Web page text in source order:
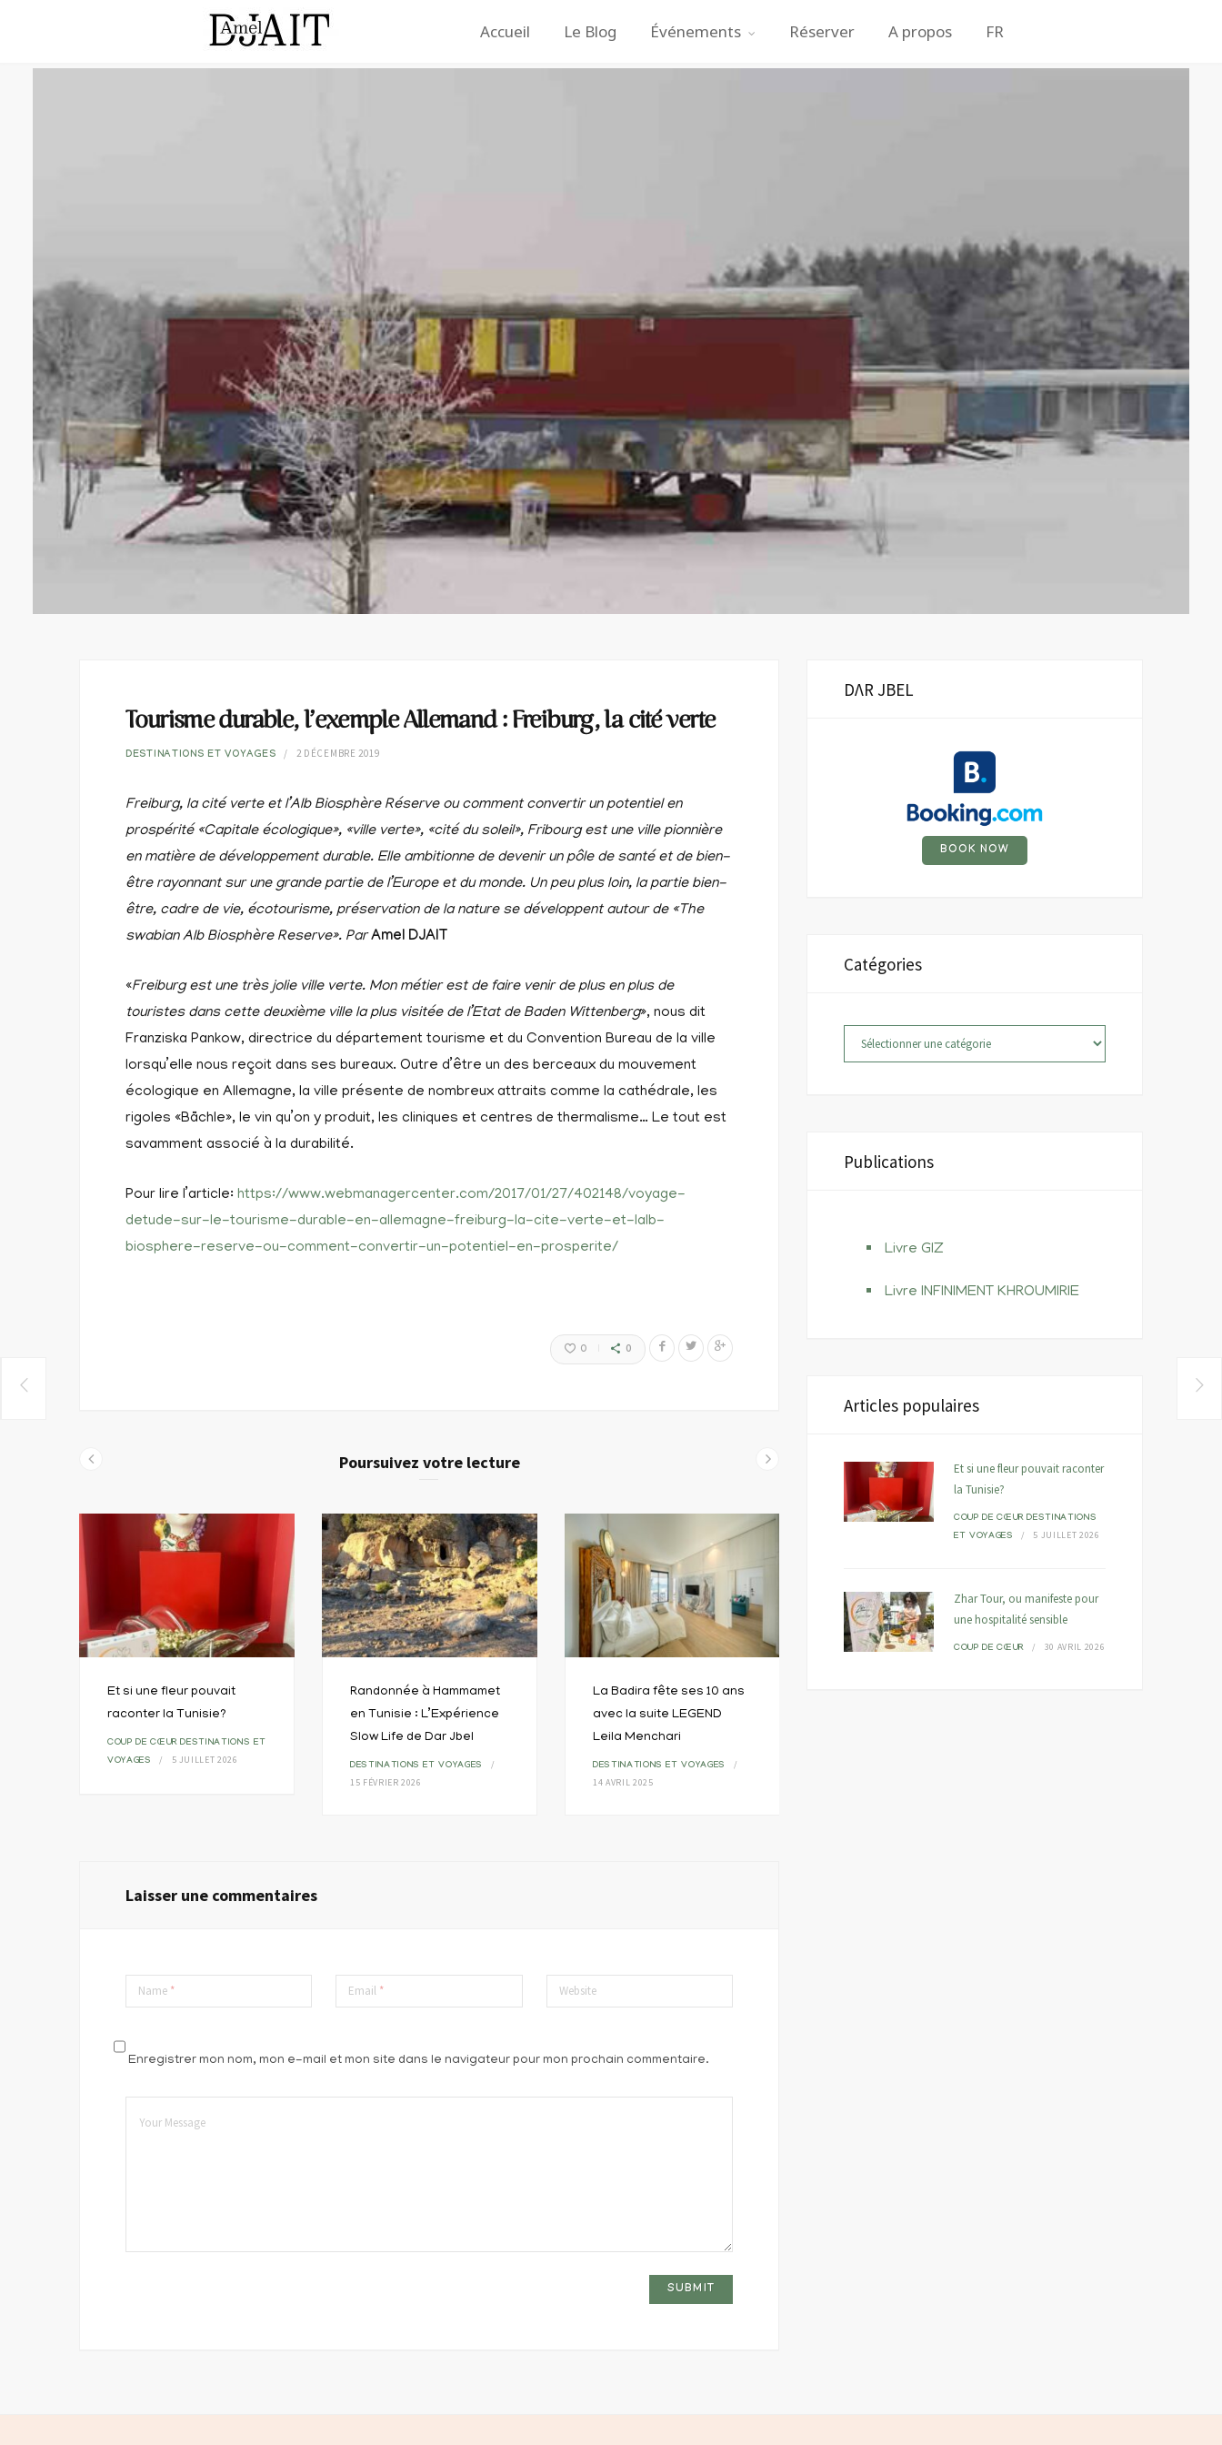
Accueil Le Blog Événements Réserver A propos FR
Tourisme durable, l’exemple Allemand : Freiburg, la cité verte
DESTINATIONS ET VOYAGES 2 DÉCEMBRE 2019
Freiburg, la cité verte et l’Alb Biosphère Réserve ou comment convertir un potentiel en
prospérité «Capitale écologique», «ville verte», «cité du soleil», Fribourg est une ville pionnière
en matière de développement durable. Elle ambitionne de devenir un pôle de santé et de bien-
être rayonnant sur une grande partie de l’Europe et du monde. Un peu plus loin, la partie bien-
être, cadre de vie, écotourisme, préservation de la nature se développent autour de «The
swabian Alb Biosphère Reserve». ParAmel DJAIT
«Freiburg est une très jolie ville verte. Mon métier est de faire venir de plus en plus de
touristes dans cette deuxième ville la plus visitée de l’Etat de Baden Wittenberg», nous dit
Franziska Pankow, directrice du département tourisme et du Convention Bureau de la ville
lorsqu’elle nous reçoit dans ses bureaux. Outre d’être un des berceaux du mouvement
écologique en Allemagne, la ville présente de nombreux attraits comme la cathédrale, les
rigoles «Bächle», le vin qu’on y produit, les cliniques et centres de thermalisme… Le tout est
savamment associé à la durabilité.
Pour lire l’article: https://www.webmanagercenter.com/2017/01/27/402148/voyage-
detude-sur-le-tourisme-durable-en-allemagne-freiburg-la-cite-verte-et-lalb-
biosphere-reserve-ou-comment-convertir-un-potentiel-en-prosperite/
0 0
Poursuivez votre lecture
Et si une fleur pouvait
raconter la Tunisie?
COUP DE CŒUR DESTINATIONS ET
VOYAGES
5 JUILLET 2026
Randonnée à Hammamet
en Tunisie : L’Expérience
Slow Life de Dar Jbel
DESTINATIONS ET VOYAGES
15 FÉVRIER 2026
La Badira fête ses 10 ans
avec la suite LEGEND
Leila Menchari
DESTINATIONS ET VOYAGES
14 AVRIL 2025
Laisser une commentaires
Name * Email * Website
Enregistrer mon nom, mon e-mail et mon site dans le navigateur pour mon prochain commentaire.
DΛR JBEL
BOOK NOW
Catégories
Catégories
Publications
Livre GIZ
Livre INFINIMENT KHROUMIRIE
Articles populaires
Et si une fleur pouvait raconter
la Tunisie?
COUP DE CŒUR DESTINATIONS
ET VOYAGES
5 JUILLET 2026
Zhar Tour, ou manifeste pour
une hospitalité sensible
COUP DE CŒUR 30 AVRIL 2026